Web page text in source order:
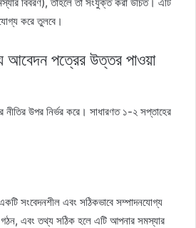
করে তুলবে।
আবেদন পত্রের উত্তর পাওয়া
নীতির উপর নির্ভর করে। সাধারণত ১-২ সপ্তাহের
সংবেদনশীল এবং সঠিকভাবে সম্পাদনযোগ্য
এবং তথ্য সঠিক হলে এটি আপনার সমস্যার